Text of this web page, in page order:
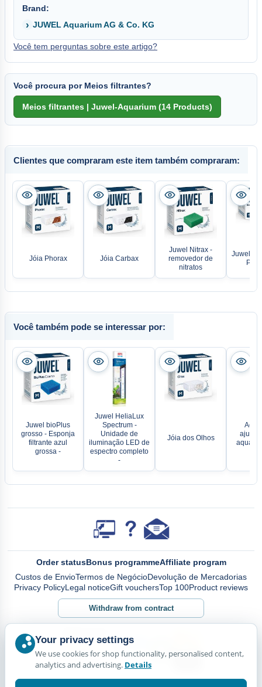
Brand:
JUWEL Aquarium AG & Co. KG
Você tem perguntas sobre este artigo?
Você procura por Meios filtrantes?
Clientes que compraram este item também compraram:
Jóia Phorax Jóia Carbax
Juwel Nitrax -
removedor de
nitratos
Juwel
Você também pode se interessar por:
Juwel bioPlus
grosso - Esponja
filtrante azul
grossa -
Juwel HeliaLux
Spectrum -
Unidade de
iluminação LED de
espectro completo
-
Jóia dos Olhos
Order statusBonus programmeAffiliate program
Custos de EnvioTermos de NegócioDevolução de Mercadorias
Privacy PolicyLegal noticeGift vouchersTop 100Product reviews
Withdraw from contract
Your privacy settings
We use cookies for shop functionality, personalised content,
analytics and advertising. Details